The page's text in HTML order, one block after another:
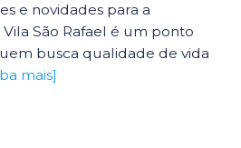
e novidades para a
São Rafael é um ponto
busca qualidade de vida
mais]